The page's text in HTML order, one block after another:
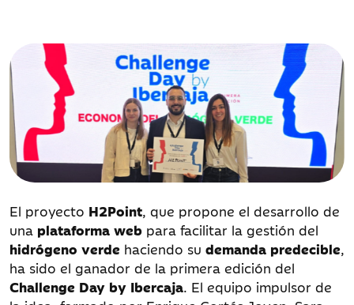
El proyecto H2Point, que propone el desarrollo de
una plataforma web para facilitar la gestión del
hidrógeno verde haciendo su demanda predecible,
ha sido el ganador de la primera edición del
Challenge Day by Ibercaja. El equipo impulsor de